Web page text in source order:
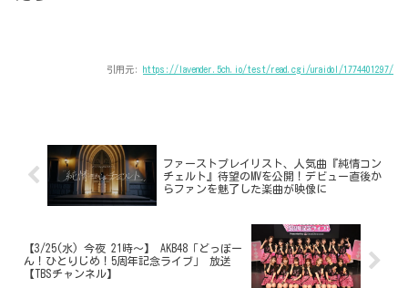
引用元: https://lavender.5ch.io/test/read.cgi/uraidol/1774401297/
ファーストプレイリスト、人気曲『純情コン
チェルト』待望のMVを公開！デビュー直後か
らファンを魅了した楽曲が映像に
【3/25(水) 今夜 21時～】 AKB48「どっぼー
ん！ひとりじめ！5周年記念ライブ」 放送
【TBSチャンネル】